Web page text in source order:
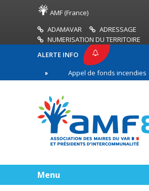
AMF (France)
ADAMAVAR
ADRESSAGE
NUMERISATION DU TERRITOIRE
ALERTE INFO
Appel de fonds incendies de forêt
ligne
Menu